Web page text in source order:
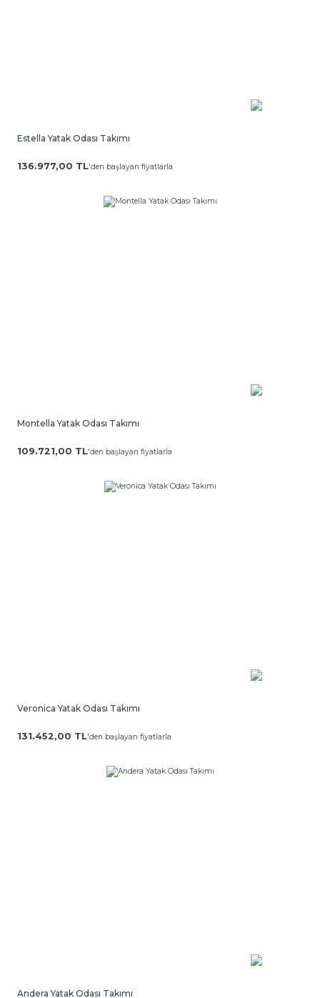
Estella Yatak Odası Takımı
136.977,00 TL'den başlayan fiyatlarla
Montella Yatak Odası Takımı
109.721,00 TL'den başlayan fiyatlarla
Veronica Yatak Odası Takımı
131.452,00 TL'den başlayan fiyatlarla
Andera Yatak Odası Takımı